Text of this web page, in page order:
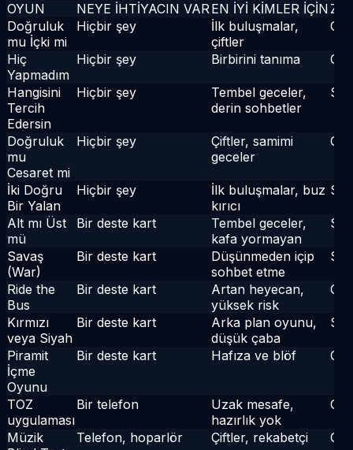
OYUN
NEYE IHTIYACIN VAREN IYI KIMLER IÇIN
Doğruluk
mu İçki mi
Hiçbir şey
İlk buluşmalar,
çiftler
Hiç
Yapmadım
Hiçbir şey Birbirini tanıma
Hangisini
Tercih
Edersin
Hiçbir şey
Tembel geceler,
derin sohbetler
Doğruluk
mu
Cesaret mi
Hiçbir şey
Çiftler, samimi
geceler
İki Doğru
Bir Yalan
Hiçbir şey
İlk buluşmalar, buz
kırıcı
Alt mı Üst
mü
Bir deste kart
Tembel geceler,
kafa yormayan
Savaş
(War)
Bir deste kart
Düşünmeden içip
sohbet etme
Ride the
Bus
Bir deste kart
Artan heyecan,
yüksek risk
Kırmızı
veya Siyah
Bir deste kart
Arka plan oyunu,
düşük çaba
Piramit
İçme
Oyunu
Bir deste kart Hafıza ve blöf
TOZ
uygulaması
Bir telefon
Uzak mesafe,
hazırlık yok
Müzik
Telefon, hoparlör Çiftler, rekabetçi